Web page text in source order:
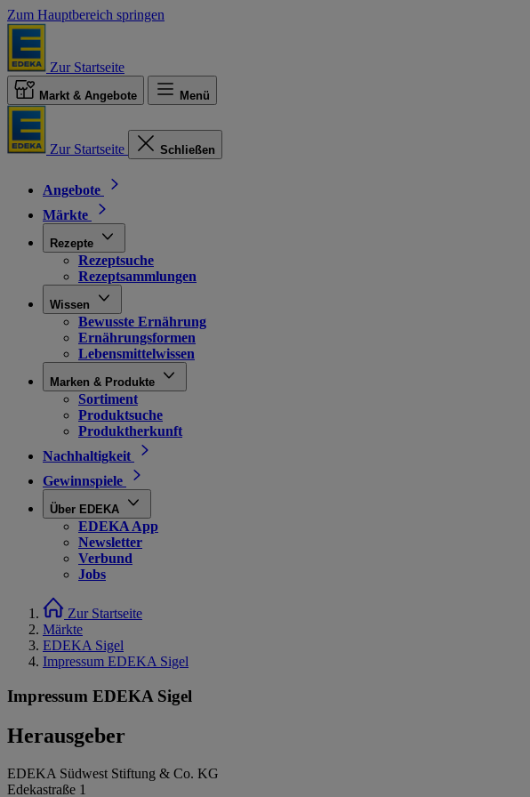
Zum Hauptbereich springen
Zur Startseite
Markt & Angebote Menü
Zur Startseite Schließen
Angebote
Märkte
Rezepte
Rezeptsuche
Rezeptsammlungen
Wissen
Bewusste Ernährung
Ernährungsformen
Lebensmittelwissen
Marken & Produkte
Sortiment
Produktsuche
Produktherkunft
Nachhaltigkeit
Gewinnspiele
Über EDEKA
EDEKA App
Newsletter
Verbund
Jobs
Zur Startseite
Märkte
EDEKA Sigel
Impressum EDEKA Sigel
Impressum EDEKA Sigel
Herausgeber
EDEKA Südwest Stiftung & Co. KG
Edekastraße 1